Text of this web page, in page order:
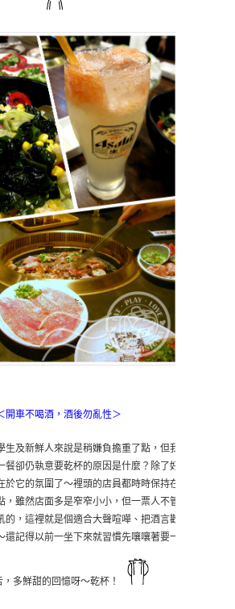
開車不喝酒，酒後勿亂性＞
生及新鮮人來說是稍嫌負擔重了點，但我
餐卻仍執意要乾杯的原因是什麼？除了好
於它的氛圍了～裡頭的店員都時時保持在
，雖然店面多是窄窄小小，但一票人不管
的，這裡就是個適合大聲喧嘩、把酒言歡
還記得以前一坐下來就習慣先嚷嚷著要一
多鮮甜的回憶呀～乾杯！